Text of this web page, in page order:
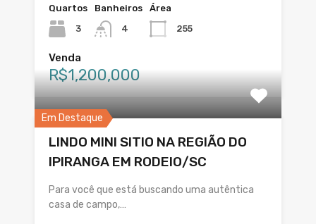
Quartos
3
Banheiros
4
Área
255
Venda
R$1,200,000
Em Destaque
LINDO MINI SITIO NA REGIÃO DO
IPIRANGA EM RODEIO/SC
Para você que está buscando uma autêntica
casa de campo,…